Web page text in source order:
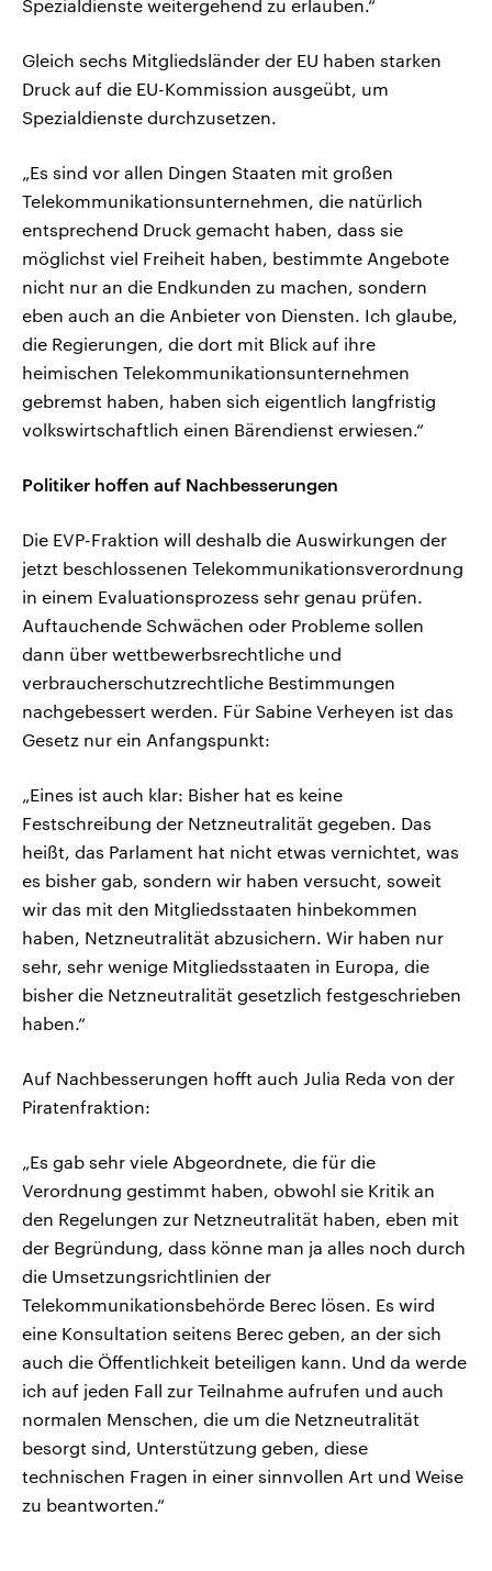
Spezialdienste weitergehend zu erlauben.“
Gleich sechs Mitgliedsländer der EU haben starken
Druck auf die EU-Kommission ausgeübt, um
Spezialdienste durchzusetzen.
„Es sind vor allen Dingen Staaten mit großen
Telekommunikationsunternehmen, die natürlich
entsprechend Druck gemacht haben, dass sie
möglichst viel Freiheit haben, bestimmte Angebote
nicht nur an die Endkunden zu machen, sondern
eben auch an die Anbieter von Diensten. Ich glaube,
die Regierungen, die dort mit Blick auf ihre
heimischen Telekommunikationsunternehmen
gebremst haben, haben sich eigentlich langfristig
volkswirtschaftlich einen Bärendienst erwiesen.“
Politiker hoffen auf Nachbesserungen
Die EVP-Fraktion will deshalb die Auswirkungen der
jetzt beschlossenen Telekommunikationsverordnung
in einem Evaluationsprozess sehr genau prüfen.
Auftauchende Schwächen oder Probleme sollen
dann über wettbewerbsrechtliche und
verbraucherschutzrechtliche Bestimmungen
nachgebessert werden. Für Sabine Verheyen ist das
Gesetz nur ein Anfangspunkt:
„Eines ist auch klar: Bisher hat es keine
Festschreibung der Netzneutralität gegeben. Das
heißt, das Parlament hat nicht etwas vernichtet, was
es bisher gab, sondern wir haben versucht, soweit
wir das mit den Mitgliedsstaaten hinbekommen
haben, Netzneutralität abzusichern. Wir haben nur
sehr, sehr wenige Mitgliedsstaaten in Europa, die
bisher die Netzneutralität gesetzlich festgeschrieben
haben.“
Auf Nachbesserungen hofft auch Julia Reda von der
Piratenfraktion:
„Es gab sehr viele Abgeordnete, die für die
Verordnung gestimmt haben, obwohl sie Kritik an
den Regelungen zur Netzneutralität haben, eben mit
der Begründung, dass könne man ja alles noch durch
die Umsetzungsrichtlinien der
Telekommunikationsbehörde Berec lösen. Es wird
eine Konsultation seitens Berec geben, an der sich
auch die Öffentlichkeit beteiligen kann. Und da werde
ich auf jeden Fall zur Teilnahme aufrufen und auch
normalen Menschen, die um die Netzneutralität
besorgt sind, Unterstützung geben, diese
technischen Fragen in einer sinnvollen Art und Weise
zu beantworten.“